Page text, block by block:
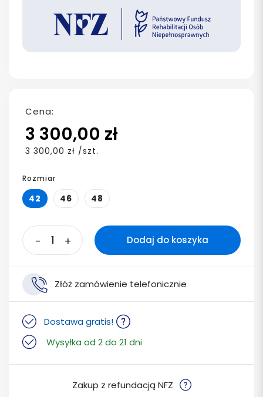
Cena:
3 300,00 zł
3 300,00 zł /szt.
Rozmiar
42 46 48
- + Dodaj do koszyka
Złóż zamówienie telefonicznie
Dostawa gratis!
Wysyłka od 2 do 21 dni
Zakup z refundacją NFZ